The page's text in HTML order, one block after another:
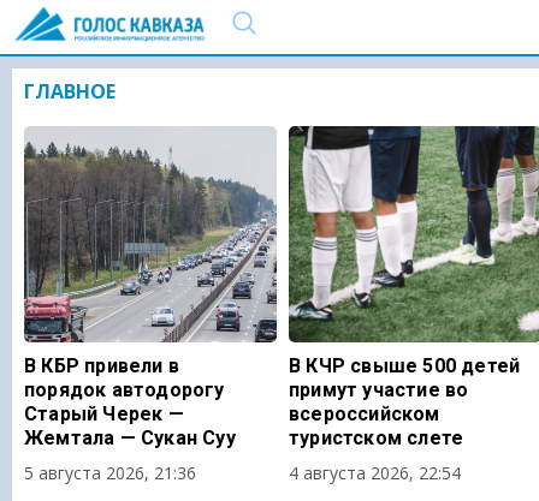
ГЛАВНОЕ
В КБР привели в
порядок автодорогу
Старый Черек —
Жемтала — Сукан Суу
5 августа 2026, 21:36
В КЧР свыше 500 детей
примут участие во
всероссийском
туристском слете
4 августа 2026, 22:54